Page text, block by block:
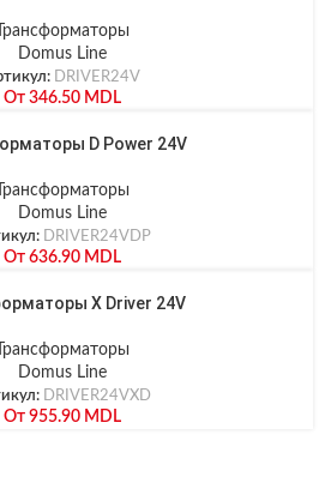
Трансформаторы
Domus Line
DRIVER24V
От 346.50 MDL
D Power 24V
Трансформаторы
Domus Line
DRIVER24VDP
От 636.90 MDL
X Driver 24V
Трансформаторы
Domus Line
DRIVER24VXD
От 955.90 MDL